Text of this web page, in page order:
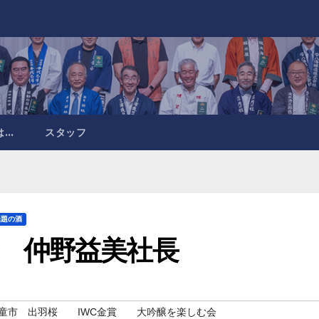
… スタッフ
の酒
仲野益美社長
童市 出羽桜 IWC金賞 大吟醸を楽しむ会